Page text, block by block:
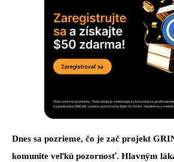
Dnes sa pozrieme, čo je zač projekt
komunite veľkú pozornosť. Hlavným